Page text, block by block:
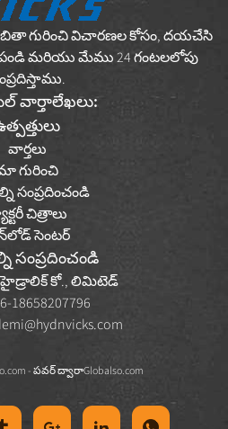
గురించి విచారణల కోసం, దయచేసి
మరియు మేము 24 గంటలలోపు
వార్తాలేఖలు:
వార్తలు
గురించి
సంప్రదించండి
చిత్రాలు
సెంటర్
సంప్రదించండి
హైడ్రాలిక్ కో., లిమిటెడ్
18658207796
- పవర్ ద్వారాGlobalso.com